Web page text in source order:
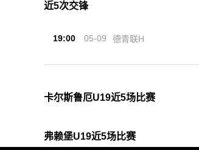
近5次交锋
19:00 05-09 德青联H
卡尔斯鲁厄U19近5场比赛
弗赖堡U19近5场比赛